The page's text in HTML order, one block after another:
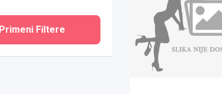
Primeni Filtere